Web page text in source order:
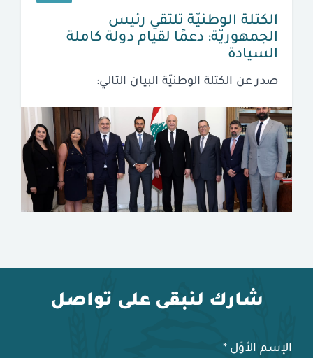
الكتلة الوطنيّة تلتقي رئيس
الجمهوريّة: دعمًا لقيام دولة كاملة
السيادة
صدر عن الكتلة الوطنيّة البيان التالي:
شارك لنبقى على تواصل
الإسم الأوّل *